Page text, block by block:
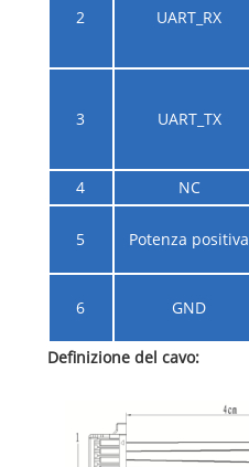
2 UART_RX
3 UART_TX
4
NC
5 Potenza positiva
6 GND
Definizione del cavo: